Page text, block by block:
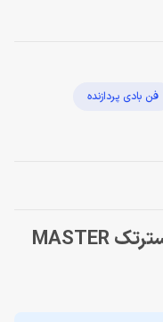
فن بادی پردازنده
خرید خنک کننده پردازنده مسترتک MASTER